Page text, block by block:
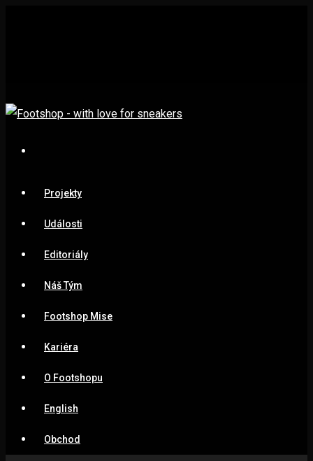
Projekty
Události
Editoriály
Náš Tým
Footshop Mise
Kariéra
O Footshopu
English
Obchod